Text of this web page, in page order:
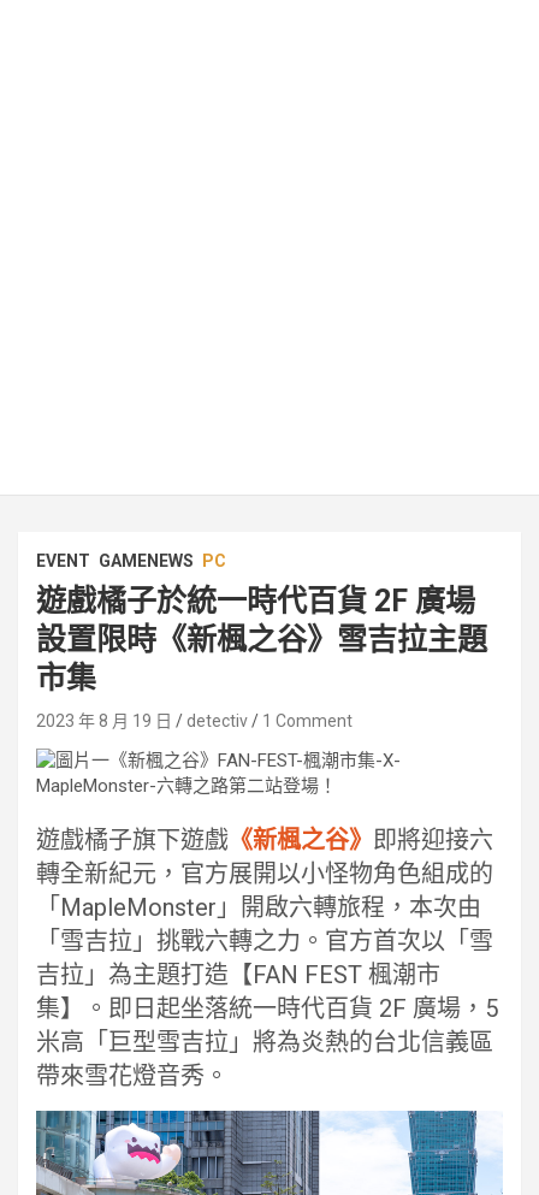
EVENT GAMENEWS PC
遊戲橘子於統一時代百貨 2F 廣場
設置限時《新楓之谷》雪吉拉主題
市集
2023 年 8 月 19 日 detectiv 1 Comment
遊戲橘子旗下遊戲 《新楓之谷》 即將迎接六
轉全新紀元，官方展開以小怪物角色組成的
「MapleMonster」開啟六轉旅程，本次由
「雪吉拉」挑戰六轉之力。官方首次以「雪
吉拉」為主題打造【FAN FEST 楓潮市
集】。即日起坐落統一時代百貨 2F 廣場，5
米高「巨型雪吉拉」將為炎熱的台北信義區
帶來雪花燈音秀。